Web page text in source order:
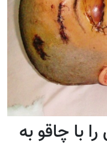
با چاقو به